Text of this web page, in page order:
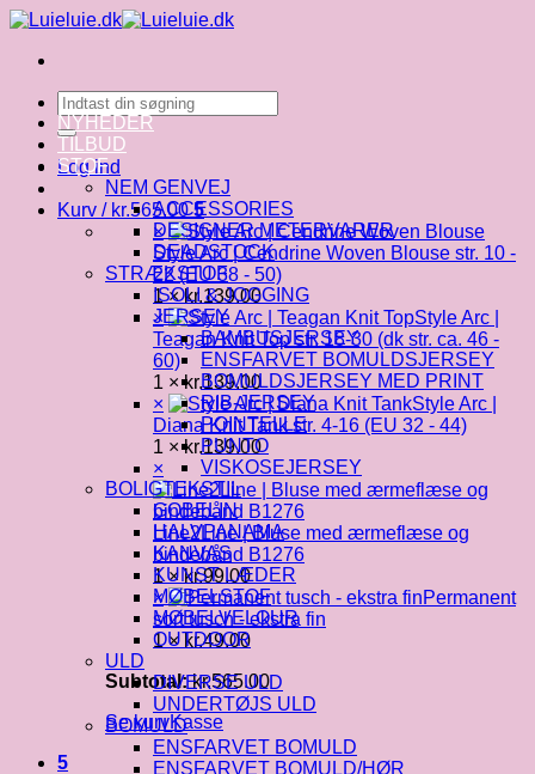
Fortsæt
indhold
Søg
efter:
Log ind
Kurv / kr.565.00 5
×
Style Arc | Cendrine Woven Blouse str. 10 -
22 (EU 38 - 50)
1 ×kr.139.00
×
Style Arc |
Teagan Knit Top str. 18-30 (dk str. ca. 46 -
60)
1 ×kr.139.00
×
Style Arc |
Diana Knit Tank str. 4-16 (EU 32 - 44)
1 ×kr.139.00
×
Line2Line | Bluse med ærmeflæse og
bindebånd B1276
1 ×kr.99.00
×
Permanent
sort tusch - ekstra fin
1 ×kr.49.00
Subtotal: kr.565.00
Se kurvKasse
5
NYHEDER
TILBUD
STOF
NEM GENVEJ
ACCESSORIES
DESIGNER METERVARER
DEADSTOCK
STRÆKSTOF
ISOLI & JOGGING
JERSEY
BAMBUSJERSEY
ENSFARVET BOMULDSJERSEY
BOMULDSJERSEY MED PRINT
RIB-JERSEY
POINTELLE
PUNTO
VISKOSEJERSEY
BOLIGTEKSTIL
GOBELIN
HALVPANAMA
KANVAS
KUNST LÆDER
MØBELSTOF
MØBELVELOUR
OUTDOOR
ULD
DIVERSE ULD
UNDERTØJS ULD
BOMULD
ENSFARVET BOMULD
ENSFARVET BOMULD/HØR